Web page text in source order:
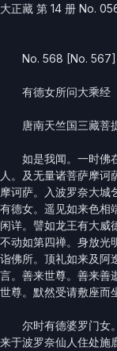
大正藏 第 14 册 No.
No. 568 [No. 567]
有德女所问大乘经
唐南天竺国三藏菩
如是我闻。一时佛在
人。及无量诸菩萨摩诃
摩诃萨。入波罗奈大城
有德女。遥见如来色相
闲详。譬如龙王有大威
不动如第四禅。身放光
诣佛所。顶礼如来及阿
言。善来世尊。善来善
世尊。默然受请敷座而
尔时有德婆罗门女。
来于波罗奈仙人住处施